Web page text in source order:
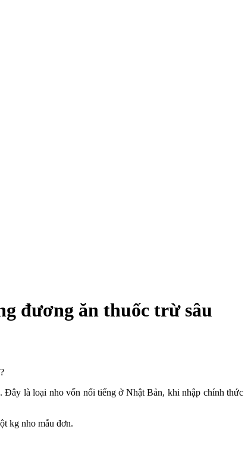
đương ăn thuốc trừ sâu
Đây là loại nho vốn nổi tiếng ở Nhật Bản, khi nhập chính thức
kg nho mẫu đơn.